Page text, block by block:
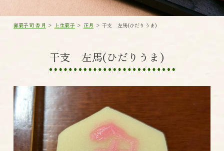
御菓子司 香月 > 上生菓子 > 正月 >干支 左馬(ひだりうま)
干支 左馬(ひだりうま)